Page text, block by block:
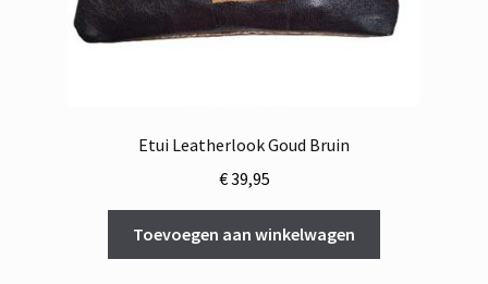
Etui Leatherlook Goud Bruin
€39,95
Toevoegen aan winkelwagen